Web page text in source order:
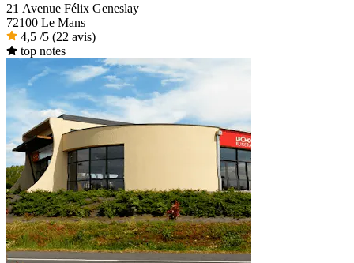
21 Avenue Félix Geneslay
72100 Le Mans
4,5 /5 (22 avis)
top notes